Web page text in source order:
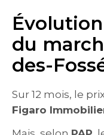
du
des-
Sur 12 mois, le
Figaro